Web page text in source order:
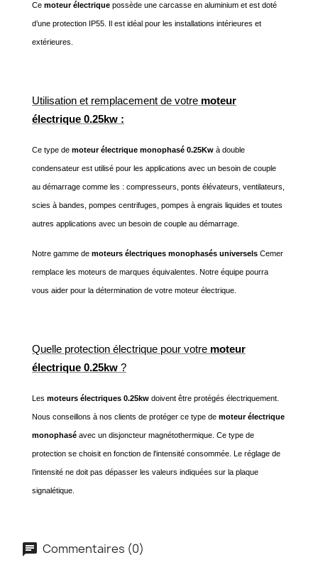
Ce moteur électrique possède une carcasse en aluminium et est doté
d’une protection IP55. Il est idéal pour les installations intérieures et
extérieures.
Utilisation et remplacement de votre moteur
électrique 0.25kw :
Ce type de moteur électrique monophasé 0.25Kw à double
condensateur est utilisé pour les applications avec un besoin de couple
au démarrage comme les : compresseurs, ponts élévateurs, ventilateurs,
scies à bandes, pompes centrifuges, pompes à engrais liquides et toutes
autres applications avec un besoin de couple au démarrage.
Notre gamme de moteurs électriques monophasés universels Cemer
remplace les moteurs de marques équivalentes. Notre équipe pourra
vous aider pour la détermination de votre moteur électrique.
Quelle protection électrique pour votre moteur
électrique 0.25kw ?
Les moteurs électriques 0.25kw doivent être protégés électriquement.
Nous conseillons à nos clients de protéger ce type de moteur électrique
monophasé avec un disjoncteur magnétothermique. Ce type de
protection se choisit en fonction de l'intensité consommée. Le réglage de
l’intensité ne doit pas dépasser les valeurs indiquées sur la plaque
signalétique.
Commentaires (0)